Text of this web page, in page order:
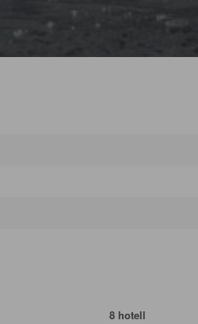
8 hotell